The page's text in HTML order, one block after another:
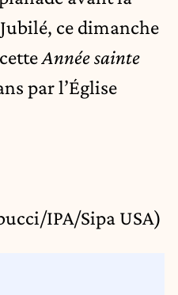
ce dimanche
Année sainte
par l’Église
IPA/Sipa USA)